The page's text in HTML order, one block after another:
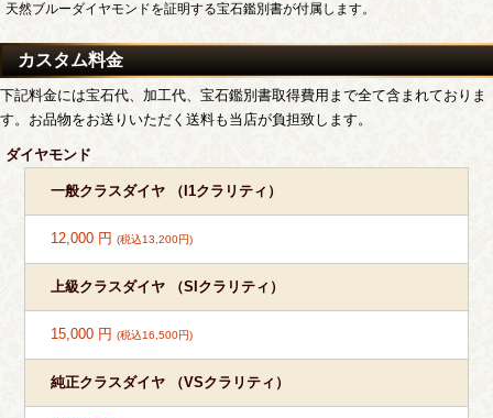
天然ブルーダイヤモンドを証明する宝石鑑別書が付属します。
カスタム料金
下記料金には宝石代、加工代、宝石鑑別書取得費用まで全て含まれておりま
す。お品物をお送りいただく送料も当店が負担致します。
ダイヤモンド
一般クラスダイヤ （I1クラリティ）
12,000 円(税込13,200円)
上級クラスダイヤ （SIクラリティ）
15,000 円(税込16,500円)
純正クラスダイヤ （VSクラリティ）